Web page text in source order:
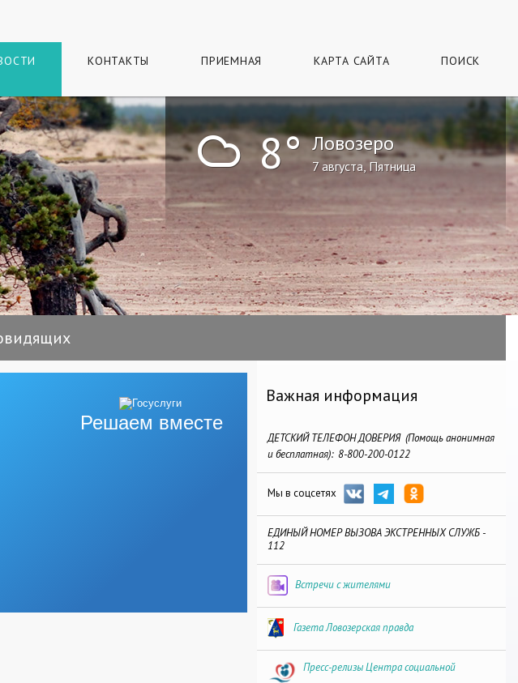
КОНТАКТЫ ПРИЕМНАЯ КАРТА САЙТА ПОИСК
! 8° Ловозеро
7 августа, Пятница
Решаем вместе
Важная информация
ДЕТСКИЙ ТЕЛЕФОН ДОВЕРИЯ (Помощь анонимная
и бесплатная): 8-800-200-0122
Мы в соцсетях
ЕДИНЫЙ НОМЕР ВЫЗОВА ЭКСТРЕННЫХ СЛУЖБ -
112
Встречи с жителями
Газета Ловозерская правда
Пресс-релизы Центра социальной